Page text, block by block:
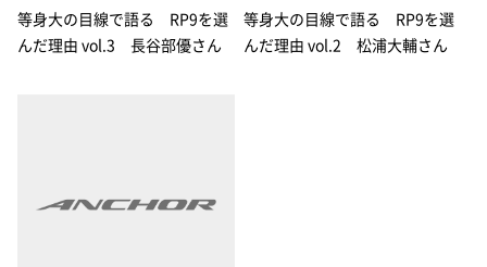
等身大の目線で語る RP9を選
んだ理由 vol.3 長谷部優さん
等身大の目線で語る RP9を選
んだ理由 vol.2 松浦大輔さん